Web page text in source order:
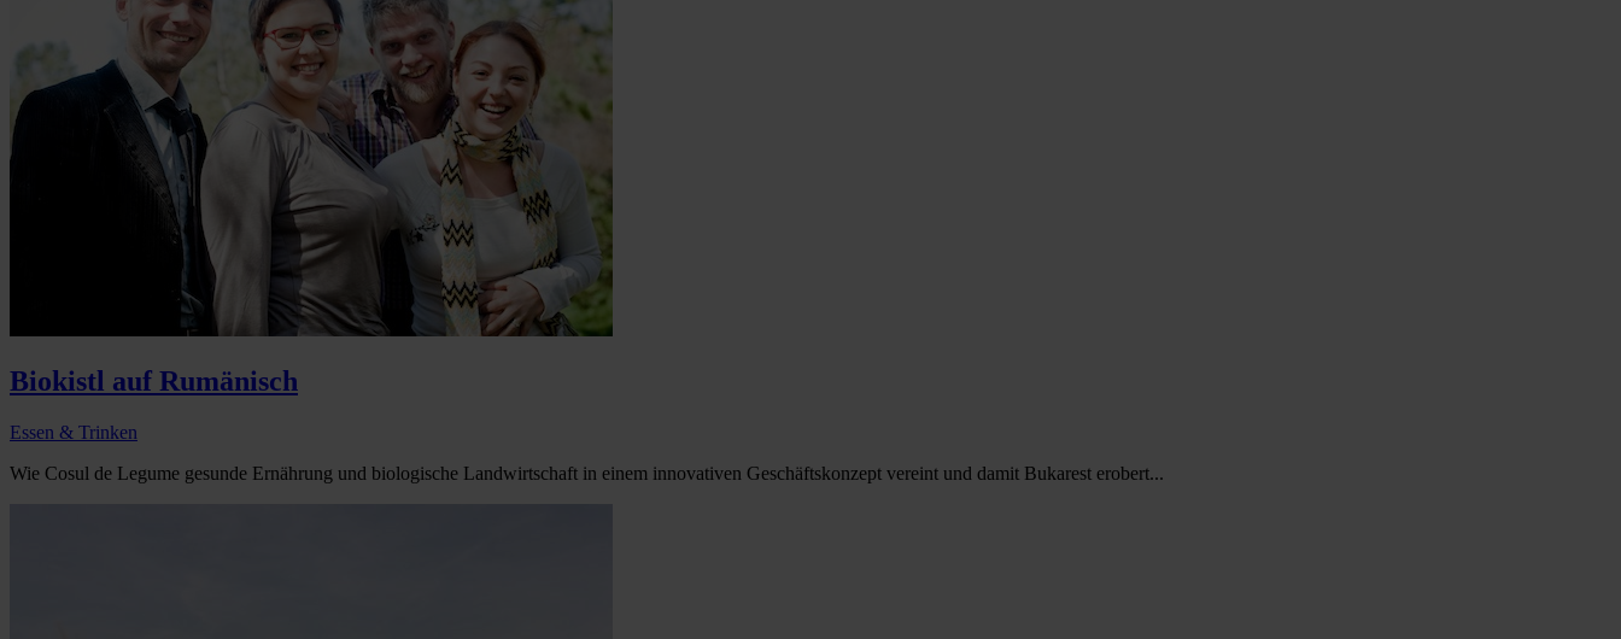
Biokistl auf Rumänisch
Essen & Trinken
Wie Cosul de Legume gesunde Ernährung und biologische Landwirtschaft in einem innovativen Geschäftskonzept vereint und damit Bukarest erobert...